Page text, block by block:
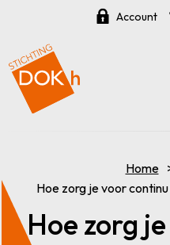
Account
Home
Hoe zorg je voor
Hoe zorg